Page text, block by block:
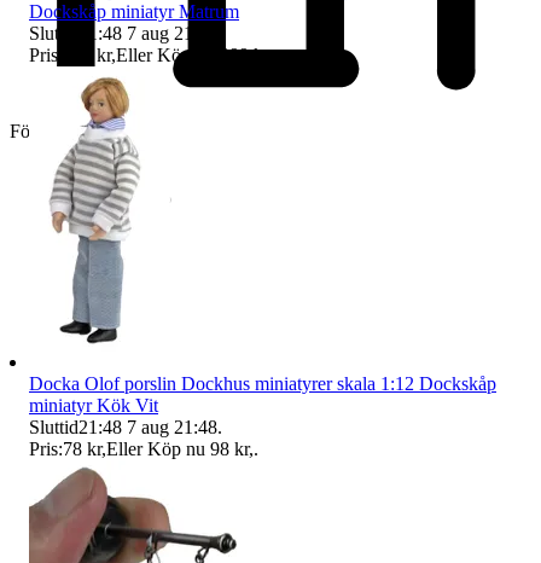
Företag
Dockskåp miniatyr Matrum
Sluttid
21:48 7 aug 21:48
Pris:
349 kr,Eller Köp nu 399 kr,.
Docka Olof porslin Dockhus miniatyrer skala 1:12 Dockskåp
miniatyr Kök Vit
Sluttid21:48 7 aug 21:48.
Pris:78 kr,Eller Köp nu 98 kr,.